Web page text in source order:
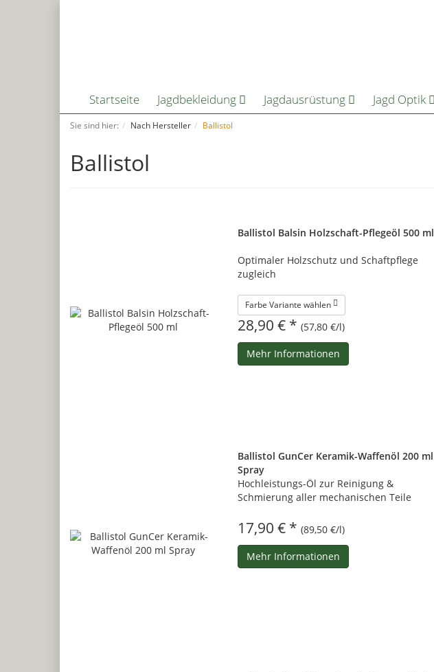
Startseite Jagdbekleidung Jagdausrüstung Jagd Optik
Sie sind hier: Nach Hersteller Ballistol
Ballistol
Ballistol Balsin Holzschaft-Pflegeöl 500 ml
Optimaler Holzschutz und Schaftpflege
zugleich
Farbe Variante wählen
28,90 € * (57,80 €/l)
Mehr Informationen
Ballistol GunCer Keramik-Waffenöl 200 ml
Spray
Hochleistungs-Öl zur Reinigung &
Schmierung aller mechanischen Teile
17,90 € * (89,50 €/l)
Mehr Informationen